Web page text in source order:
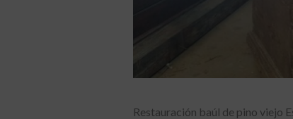
Restauración baúl de pino viejo